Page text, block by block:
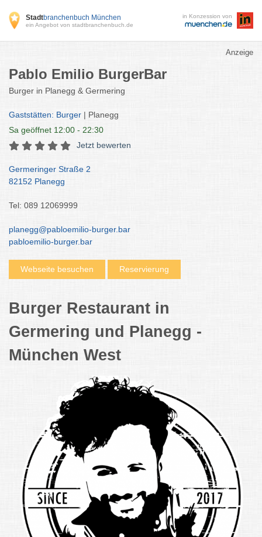
Stadtbranchenbuch München
ein Angebot von stadtbranchenbuch.de
in Konzession von
Anzeige
Pablo Emilio BurgerBar
Burger in Planegg & Germering
Gaststätten: Burger | Planegg
Sa geöffnet 12:00 - 22:30
Jetzt bewerten
Germeringer Straße 2
82152 Planegg
Tel: 089 12069999
planegg@pabloemilio-burger.bar
pabloemilio-burger.bar
Webseite besuchen Reservierung
Burger Restaurant in
Germering und Planegg -
München West